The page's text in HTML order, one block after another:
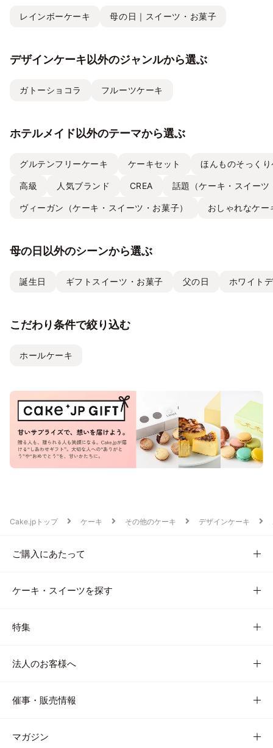
レインボーケーキ 母の日｜スイーツ・お菓子
デザインケーキ以外のジャンルから選ぶ
ガトーショコラ フルーツケーキ
ホテルメイド以外のテーマから選ぶ
グルテンフリーケーキ ケーキセット ほんものそっく
高級 人気ブランド CREA 話題（ケーキ・スイーツ
ヴィーガン（ケーキ・スイーツ・お菓子） おしゃれなケー
母の日以外のシーンから選ぶ
誕生日 ギフトスイーツ・お菓子 父の日 ホワイト
こだわり条件で絞り込む
ホールケーキ
Cake.jpトップ ケーキ その他のケーキ デザインケーキ
ご購入にあたって
ケーキ・スイーツを探す
特集
法人のお客様へ
催事・販売情報
マガジン